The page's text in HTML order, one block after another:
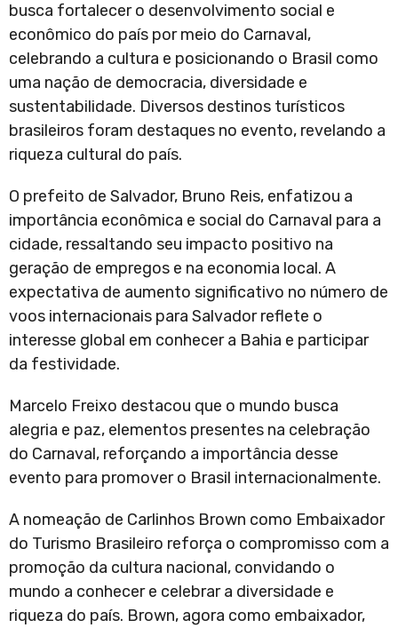
busca fortalecer o desenvolvimento social e
econômico do país por meio do Carnaval,
celebrando a cultura e posicionando o Brasil como
uma nação de democracia, diversidade e
sustentabilidade. Diversos destinos turísticos
brasileiros foram destaques no evento, revelando a
riqueza cultural do país.
O prefeito de Salvador, Bruno Reis, enfatizou a
importância econômica e social do Carnaval para a
cidade, ressaltando seu impacto positivo na
geração de empregos e na economia local. A
expectativa de aumento significativo no número de
voos internacionais para Salvador reflete o
interesse global em conhecer a Bahia e participar
da festividade.
Marcelo Freixo destacou que o mundo busca
alegria e paz, elementos presentes na celebração
do Carnaval, reforçando a importância desse
evento para promover o Brasil internacionalmente.
A nomeação de Carlinhos Brown como Embaixador
do Turismo Brasileiro reforça o compromisso com a
promoção da cultura nacional, convidando o
mundo a conhecer e celebrar a diversidade e
riqueza do país. Brown, agora como embaixador,